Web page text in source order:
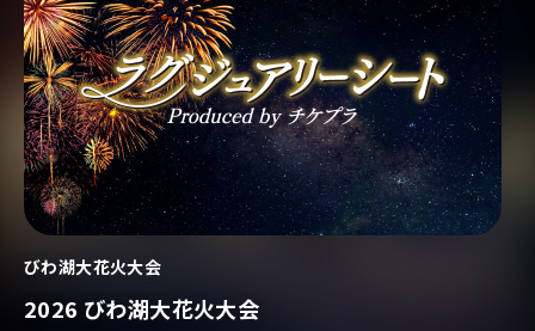
びわ湖大花火大会
2026 びわ湖大花火大会